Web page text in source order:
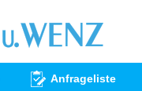
Anfrageliste